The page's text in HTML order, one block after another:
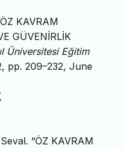
KAVRAM
GÜVENİRLİK
Üniversitesi Eğitim
pp. 209–232, June
“ÖZ KAVRAM